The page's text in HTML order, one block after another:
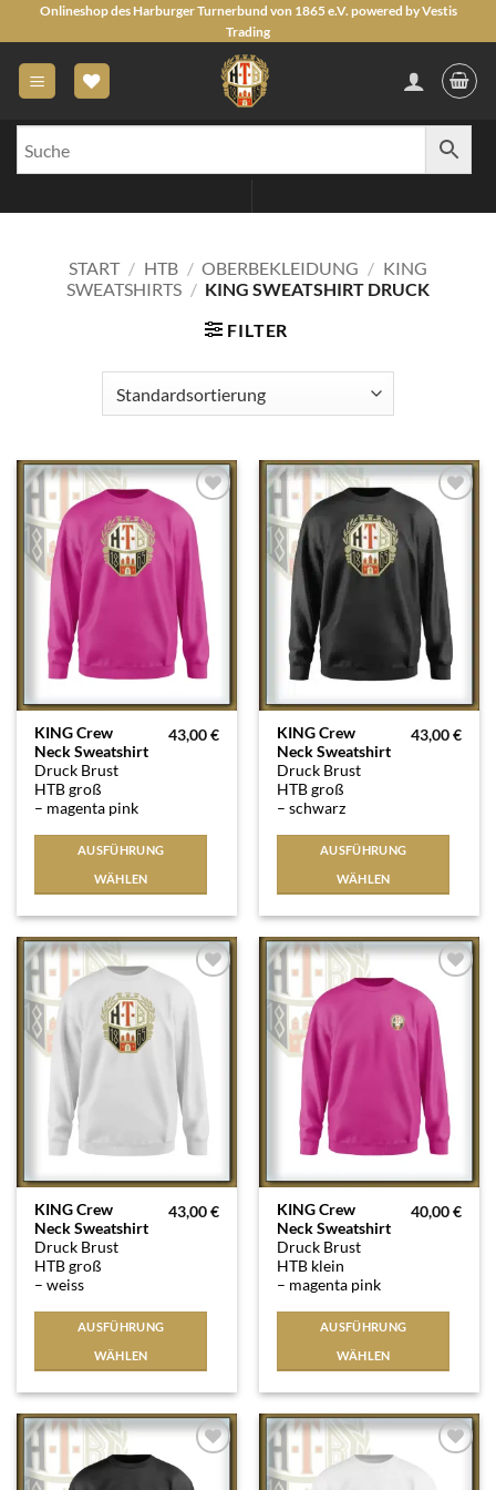
Inhalt
springen
Onlineshop des Harburger Turnerbund von 1865 e.V. powered by Vestis
Trading
START / HTB / OBERBEKLEIDUNG / KING
SWEATSHIRTS / KING SWEATSHIRT DRUCK
FILTER
Auf die
Wunschliste
KING Crew
Neck Sweatshirt
Druck Brust
HTB groß
– magenta pink
43,00€
AUSFÜHRUNG
WÄHLEN
Dieses
Produkt
weist
mehrere
Optionen
können
auf
Produktseite
gewählt
werden
Auf die
Wunschliste
KING Crew
Neck Sweatshirt
Druck Brust
HTB groß
– schwarz
43,00€
AUSFÜHRUNG
WÄHLEN
Dieses
Produkt
weist
mehrere
Optionen
können
auf
der
Produktseite
gewählt
werden
Auf die
Wunschliste
KING Crew
Neck Sweatshirt
Druck Brust
HTB groß
– weiss
43,00€
AUSFÜHRUNG
WÄHLEN
Dieses
Produkt
weist
mehrere
Optionen
können
auf
Produktseite
Auf die
Wunschliste
KING Crew
Neck Sweatshirt
Druck Brust
HTB klein
– magenta pink
40,00€
AUSFÜHRUNG
WÄHLEN
Dieses
Produkt
weist
Optionen
können
auf
Produktseite
Auf die
Wunschliste